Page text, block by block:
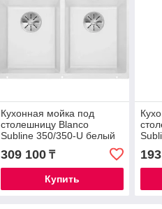
Кухонная мойка под
столешницу Blanco
Subline 350/350-U белый
309 100₸
Купить